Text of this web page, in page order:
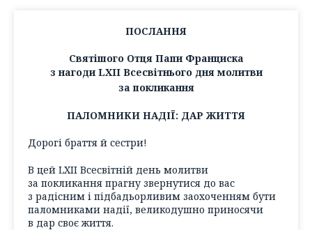
ПОСЛАННЯ
Святішого Отця Папи Франциска
з нагоди LXII Всесвітнього дня молитви
за покликання
ПАЛОМНИКИ НАДІЇ: ДАР ЖИТТЯ
Дорогі браття й сестри!
В цей LXII Всесвітній день молитви
за покликання прагну звернутися до вас
з радісним і підбадьорливим заохоченням бути
паломниками надії, великодушно приносячи
в дар своє життя.